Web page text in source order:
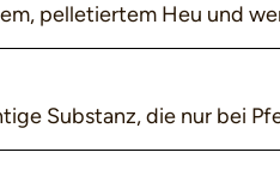
pelletiertem Heu und
Substanz, die nur bei